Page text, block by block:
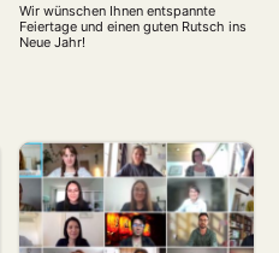
Wir wünschen Ihnen entspannte
Feiertage und einen guten Rutsch ins
Neue Jahr!